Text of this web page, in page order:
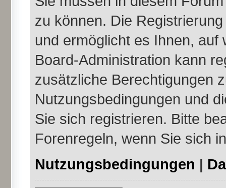
zu können. Die
und ermöglicht es Ihnen,
Board-Administration kann
zusätzliche Berechtigungen
Nutzungsbedingungen und
Sie sich registrieren. Bitte
Forenregeln, wenn Sie sich
Nutzungsbedingungen |